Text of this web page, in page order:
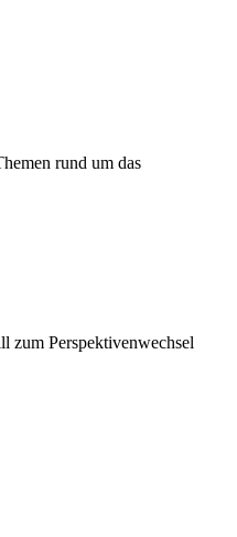
rund um das
zum Perspektivenwechsel